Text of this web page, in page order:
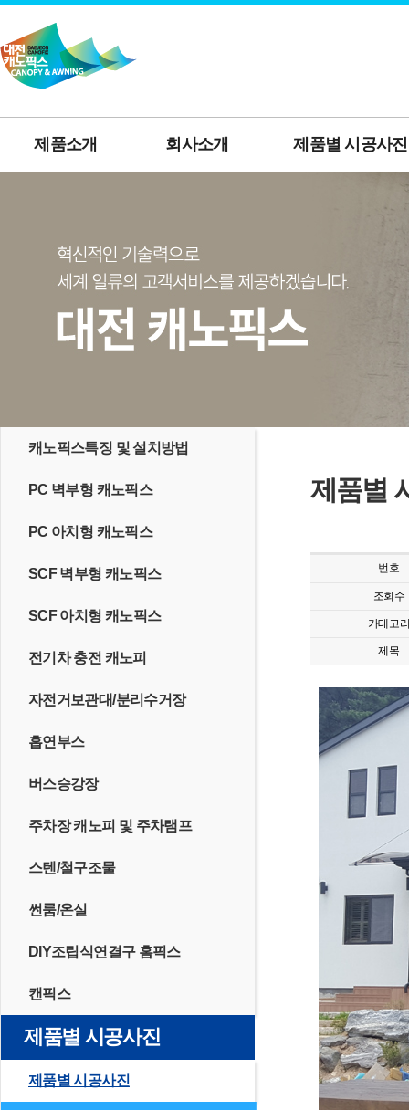
제품소개 회사소개 제품별 시공사진
캐노픽스특징 및 설치방법
PC 벽부형 캐노픽스
PC 아치형 캐노픽스
SCF 벽부형 캐노픽스
SCF 아치형 캐노픽스
전기차 충전 캐노피
자전거보관대/분리수거장
흡연부스
버스승강장
주차장 캐노피 및 주차램프
스텐/철구조물
썬룸/온실
DIY조립식연결구 홈픽스
캔픽스
제품별 시공사진
제품별 시공사진
제품별
번호
조회수
카테고
제목